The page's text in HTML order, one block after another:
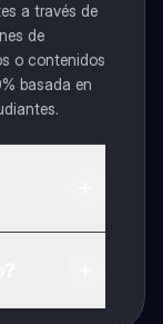
a través de
de
o contenidos
basada en